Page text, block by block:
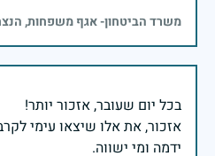
משרד הביטחון- אגף משפחות,
אזכור, את אלו שיצאו עימי